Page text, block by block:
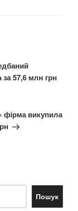
57,6 млн грн
фірма викупила
Пошук